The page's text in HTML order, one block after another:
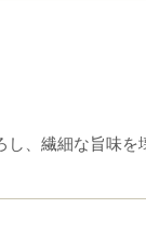
、繊細な旨味